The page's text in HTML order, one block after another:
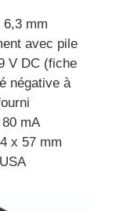
mm
avec pile
V DC (fiche
négative à
mA
x 57 mm